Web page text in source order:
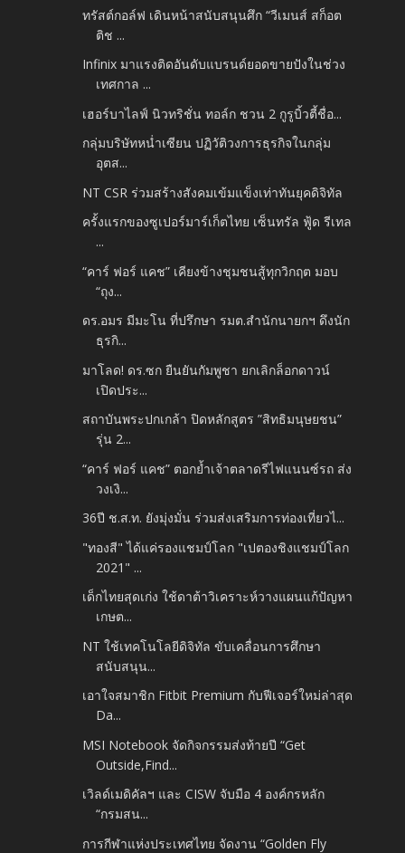
ทรัสต์กอล์ฟ เดินหน้าสนับสนุนศึก “วีเมนส์ สก็อต
ติช ...
Infinix มาแรงติดอันดับแบรนด์ยอดขายปังในช่วง
เทศกาล ...
เฮอร์บาไลฟ์ นิวทริชั่น ทอล์ก ชวน 2 กูรูบิ้วตี้ชื่อ...
กลุ่มบริษัทหน่ำเซียน ปฏิวัติวงการธุรกิจในกลุ่ม
อุตส...
NT CSR ร่วมสร้างสังคมเข้มแข็งเท่าทันยุคดิจิทัล
ครั้งแรกของซูเปอร์มาร์เก็ตไทย เซ็นทรัล ฟู้ด รีเทล
...
“คาร์ ฟอร์ แคช” เคียงข้างชุมชนสู้ทุกวิกฤต มอบ
“ถุง...
ดร.อมร มีมะโน ที่ปรึกษา รมต.สำนักนายกฯ ดึงนัก
ธุรกิ...
มาโลด! ดร.ซก ยืนยันกัมพูชา ยกเลิกล็อกดาวน์
เปิดประ...
สถาบันพระปกเกล้า ปิดหลักสูตร ”สิทธิมนุษยชน”
รุ่น 2...
“คาร์ ฟอร์ แคช” ตอกย้ำเจ้าตลาดรีไฟแนนซ์รถ ส่ง
วงเงิ...
36ปี ช.ส.ท. ยังมุ่งมั่น ร่วมส่งเสริมการท่องเที่ยวไ...
"ทองสี" ได้แค่รองแชมป์โลก "เปตองชิงแชมป์โลก
2021" ...
เด็กไทยสุดเก่ง ใช้ดาต้าวิเคราะห์วางแผนแก้ปัญหา
เกษต...
NT ใช้เทคโนโลยีดิจิทัล ขับเคลื่อนการศึกษา
สนับสนุน...
เอาใจสมาชิก Fitbit Premium กับฟีเจอร์ใหม่ล่าสุด
Da...
MSI Notebook จัดกิจกรรมส่งท้ายปี “Get
Outside,Find...
เวิลด์เมดิคัลฯ และ CISW จับมือ 4 องค์กรหลัก
“กรมสน...
การกีฬาแห่งประเทศไทย จัดงาน “Golden Fly